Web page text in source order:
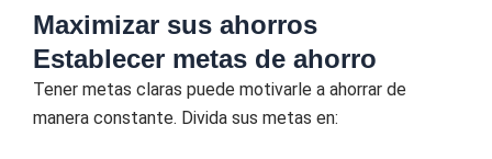
Maximizar sus ahorros
Establecer metas de ahorro
Tener metas claras puede motivarle a ahorrar de
manera constante. Divida sus metas en: